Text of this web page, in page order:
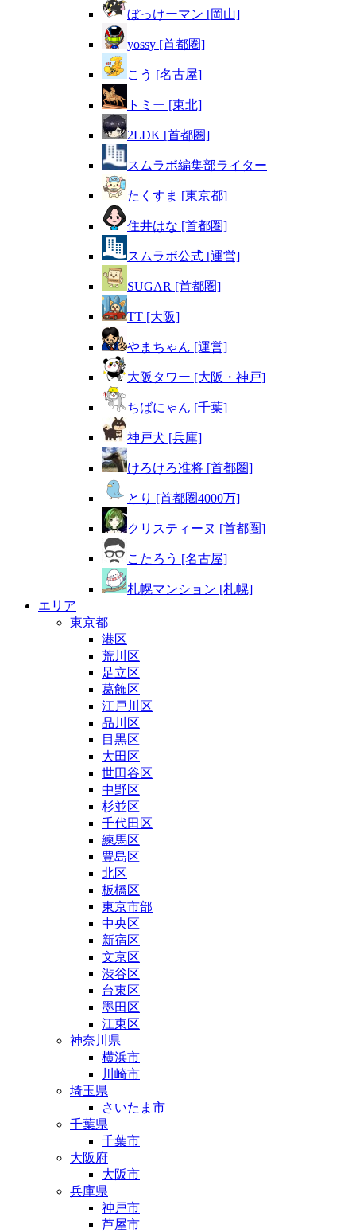
ぼっけーマン [岡山]
yossy [首都圏]
こう [名古屋]
トミー [東北]
2LDK [首都圏]
スムラボ編集部ライター
たくすま [東京都]
住井はな [首都圏]
スムラボ公式 [運営]
SUGAR [首都圏]
TT [大阪]
やまちゃん [運営]
大阪タワー [大阪・神戸]
ちばにゃん [千葉]
神戸犬 [兵庫]
けろけろ准将 [首都圏]
とり [首都圏4000万]
クリスティーヌ [首都圏]
こたろう [名古屋]
札幌マンション [札幌]
エリア
東京都
港区
荒川区
足立区
葛飾区
江戸川区
品川区
目黒区
大田区
世田谷区
中野区
杉並区
千代田区
練馬区
豊島区
北区
板橋区
東京市部
中央区
新宿区
文京区
渋谷区
台東区
墨田区
江東区
神奈川県
横浜市
川崎市
埼玉県
さいたま市
千葉県
千葉市
大阪府
大阪市
兵庫県
神戸市
芦屋市